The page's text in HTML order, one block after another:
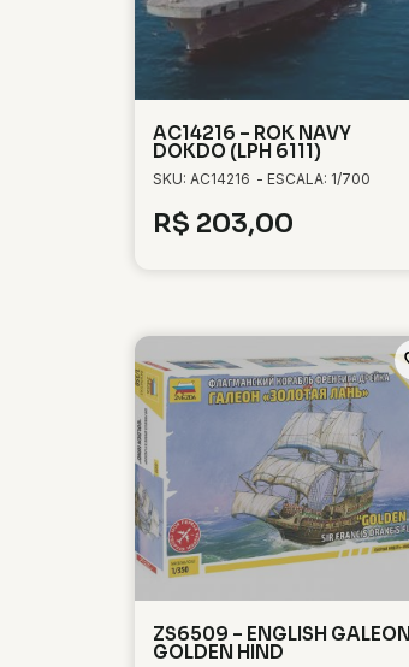
AC14216 – ROK NAVY
DOKDO (LPH 6111)
SKU: AC14216 - ESCALA: 1/700
R$ 203,00
ZS6509 – ENGLISH GALEON
GOLDEN HIND